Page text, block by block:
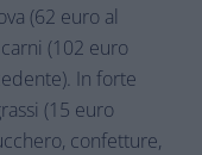
(62 euro al
(102 euro
In forte
(15 euro
confetture,